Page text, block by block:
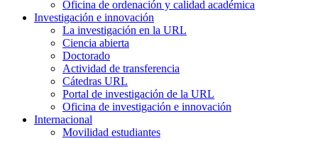
Oficina de ordenación y calidad académica
Investigación e innovación
La investigación en la URL
Ciencia abierta
Doctorado
Actividad de transferencia
Cátedras URL
Portal de investigación de la URL
Oficina de investigación e innovación
Internacional
Movilidad estudiantes